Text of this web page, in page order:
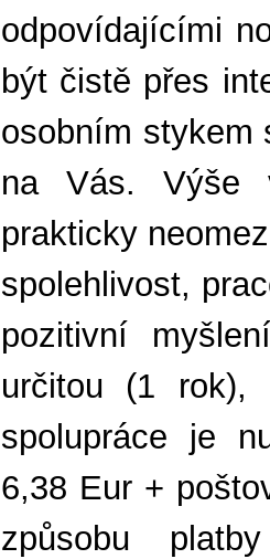
odpovídajícími
být čistě přes
osobním stykem
na Vás. Výše
prakticky
spolehlivost,
pozitivní
určitou (1 rok),
spolupráce je
6,38 Eur +
způsobu